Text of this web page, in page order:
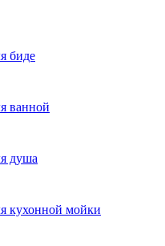
биде
ванной
душа
кухонной мойки